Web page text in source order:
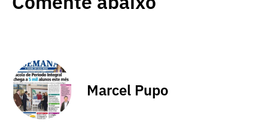
Marcel Pupo